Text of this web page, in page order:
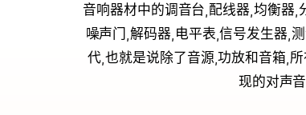
音响器材中的调音台,配线器,均衡器,
噪声门,解码器,电平表,信号发生器,
代,也就是说除了音源,功放和音箱,
现的对声